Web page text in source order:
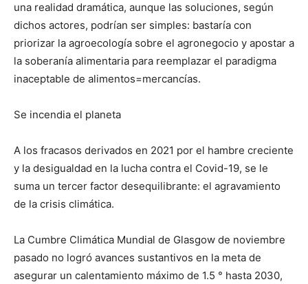
una realidad dramática, aunque las soluciones, según
dichos actores, podrían ser simples: bastaría con
priorizar la agroecología sobre el agronegocio y apostar a
la soberanía alimentaria para reemplazar el paradigma
inaceptable de alimentos=mercancías.
Se incendia el planeta
A los fracasos derivados en 2021 por el hambre creciente
y la desigualdad en la lucha contra el Covid-19, se le
suma un tercer factor desequilibrante: el agravamiento
de la crisis climática.
La Cumbre Climática Mundial de Glasgow de noviembre
pasado no logró avances sustantivos en la meta de
asegurar un calentamiento máximo de 1.5 ° hasta 2030,